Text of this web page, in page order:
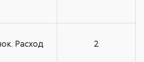
Расход
2